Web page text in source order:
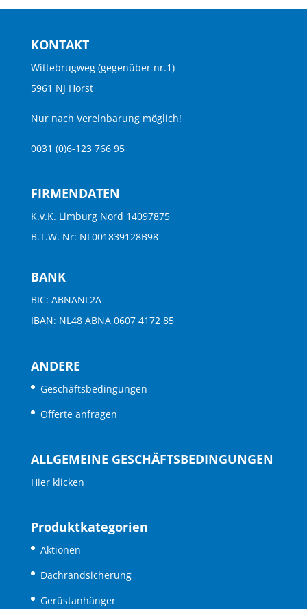
KONTAKT
Wittebrugweg (gegenüber nr.1)
5961 NJ Horst
Nur nach Vereinbarung möglich!
0031 (0)6-123 766 95
FIRMENDATEN
K.v.K. Limburg Nord 14097875
B.T.W. Nr: NL001839128B98
BANK
BIC: ABNANL2A
IBAN: NL48 ABNA 0607 4172 85
ANDERE
Geschäftsbedingungen
Offerte anfragen
ALLGEMEINE GESCHÄFTSBEDINGUNGEN
Hier klicken
Produktkategorien
Aktionen
Dachrandsicherung
Gerüstanhänger